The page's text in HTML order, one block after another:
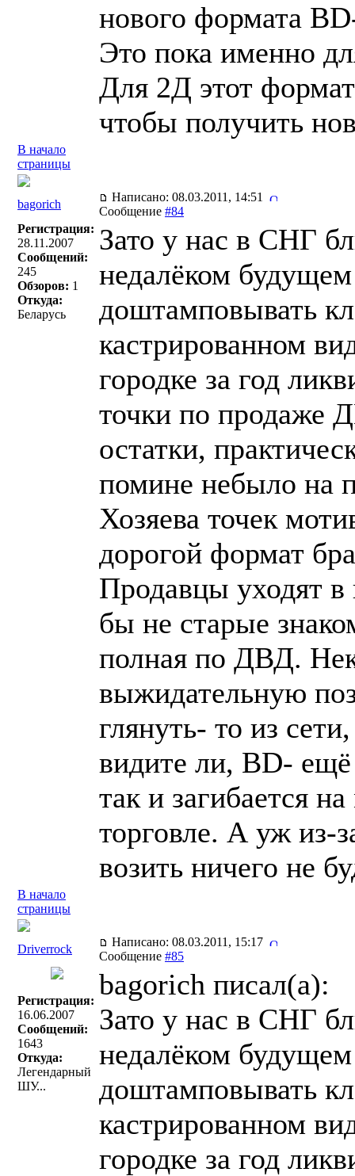
нового формата
Это пока именно
Для 2Д этот
чтобы получить
В начало
страницы
bagorich
Написано: 08.03.2011, 14:51
Сообщение #84
Регистрация:
28.11.2007
Сообщений:
245
Обзоров: 1
Откуда:
Беларусь
Зато у нас в СНГ
недалёком
доштамповывать
кастрированном
городке за год
точки по продаже
остатки,
помине небыло на
Хозяева точек
дорогой формат
Продавцы уходят в
бы не старые
полная по ДВД.
выжидательную
глянуть- то из
видите ли, BD-
так и загибается
торговле. А уж из-
возить ничего не
В начало
страницы
Driverrock
Написано: 08.03.2011, 15:17
Сообщение #85
Регистрация:
16.06.2007
Сообщений:
1643
Откуда:
Легендарный
ШУ...
bagorich писал(a):
Зато у нас в СНГ
недалёком
доштамповывать
кастрированном
городке за год